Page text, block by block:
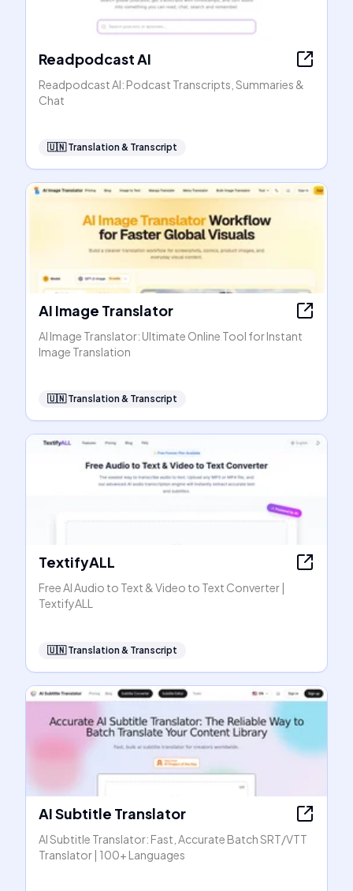
Readpodcast AI
Readpodcast AI: Podcast Transcripts, Summaries &
Chat
🇺🇳 Translation & Transcript
AI Image Translator
AI Image Translator: Ultimate Online Tool for Instant
Image Translation
🇺🇳 Translation & Transcript
TextifyALL
Free AI Audio to Text & Video to Text Converter |
TextifyALL
🇺🇳 Translation & Transcript
AI Subtitle Translator
AI Subtitle Translator: Fast, Accurate Batch SRT/VTT
Translator | 100+ Languages